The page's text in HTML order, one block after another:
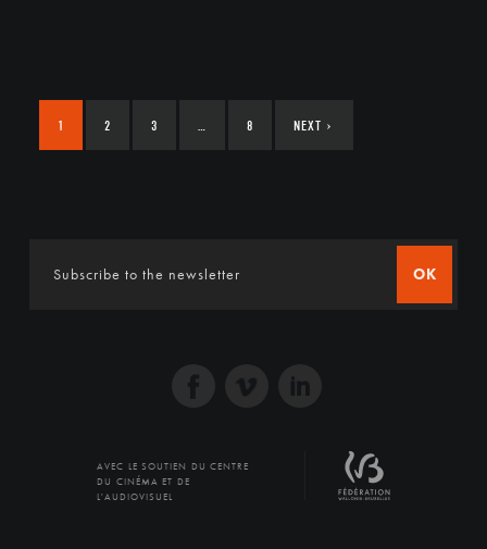
1 2 3 8 NEXT ›
OK
AVEC LE SOUTIEN DU CENTRE
DU CINÉMA ET DE
L'AUDIOVISUEL